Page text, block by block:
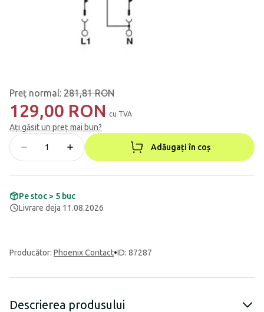
Preț normal: 281,81 RON
129,00 RON cu TVA
Ați găsit un preț mai bun?
Adăugați în coș
Pe stoc > 5 buc
Livrare deja 11.08.2026
Producător: Phoenix Contact•ID: 87287
Descrierea produsului